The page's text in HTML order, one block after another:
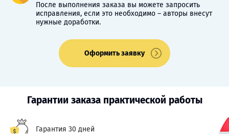
После выполнения заказа вы можете запросить
исправления, если это необходимо – авторы внесут
нужные доработки.
Оформить заявку
Гарантии заказа практической работы
Гарантия 30 дней